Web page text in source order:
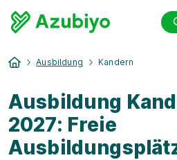
Ausbildung Kandern
Ausbildung
2027: Freie